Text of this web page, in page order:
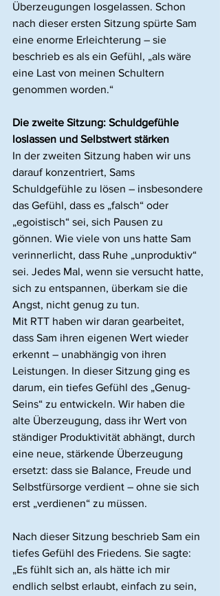
Überzeugungen losgelassen. Schon
nach dieser ersten Sitzung spürte Sam
eine enorme Erleichterung – sie
beschrieb es als ein Gefühl, „als wäre
eine Last von meinen Schultern
genommen worden.“
Die zweite Sitzung: Schuldgefühle
loslassen und Selbstwert stärken
In der zweiten Sitzung haben wir uns
darauf konzentriert, Sams
Schuldgefühle zu lösen – insbesondere
das Gefühl, dass es „falsch“ oder
„egoistisch“ sei, sich Pausen zu
gönnen. Wie viele von uns hatte Sam
verinnerlicht, dass Ruhe „unproduktiv“
sei. Jedes Mal, wenn sie versucht hatte,
sich zu entspannen, überkam sie die
Angst, nicht genug zu tun.
Mit RTT haben wir daran gearbeitet,
dass Sam ihren eigenen Wert wieder
erkennt – unabhängig von ihren
Leistungen. In dieser Sitzung ging es
darum, ein tiefes Gefühl des „Genug-
Seins“ zu entwickeln. Wir haben die
alte Überzeugung, dass ihr Wert von
ständiger Produktivität abhängt, durch
eine neue, stärkende Überzeugung
ersetzt: dass sie Balance, Freude und
Selbstfürsorge verdient – ohne sie sich
erst „verdienen“ zu müssen.
Nach dieser Sitzung beschrieb Sam ein
tiefes Gefühl des Friedens. Sie sagte:
„Es fühlt sich an, als hätte ich mir
endlich selbst erlaubt, einfach zu sein,